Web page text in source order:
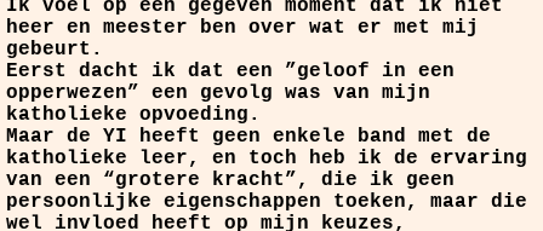
Ik voel op een gegeven moment dat ik niet
heer en meester ben over wat er met mij
gebeurt.
Eerst dacht ik dat een ”geloof in een
opperwezen” een gevolg was van mijn
katholieke opvoeding.
Maar de YI heeft geen enkele band met de
katholieke leer, en toch heb ik de ervaring
van een “grotere kracht”, die ik geen
persoonlijke eigenschappen toeken, maar die
wel invloed heeft op mijn keuzes,